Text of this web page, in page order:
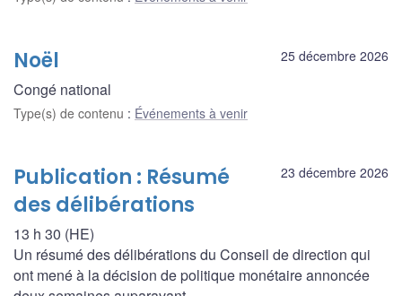
25 décembre 2026
Noël
Congé national
Type(s) de contenu : Événements à venir
23 décembre 2026
Publication : Résumé
des délibérations
13 h 30 (HE)
Un résumé des délibérations du Conseil de direction qui
ont mené à la décision de politique monétaire annoncée